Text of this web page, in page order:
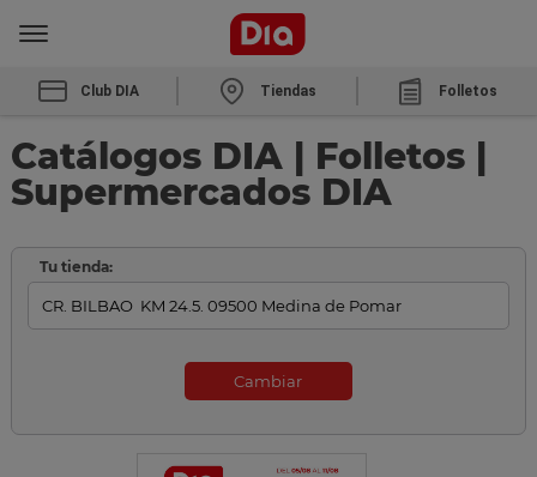
Club DIA Tiendas Folletos
Catálogos DIA | Folletos |
Supermercados DIA
Tu tienda:
Cambiar